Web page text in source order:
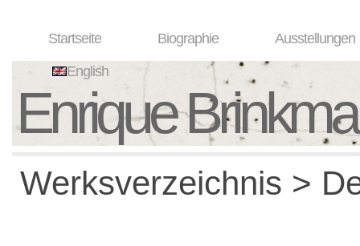
Startseite Biographie Ausstellungen
English
Enrique
Werksverzeichnis >